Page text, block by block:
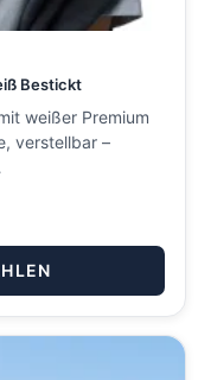
Bestickt
weißer Premium
verstellbar –